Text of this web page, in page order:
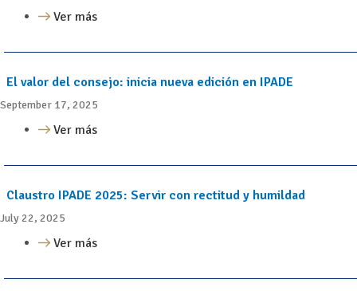
Ver más
El valor del consejo: inicia nueva edición en IPADE
September 17, 2025
Ver más
Claustro IPADE 2025: Servir con rectitud y humildad
July 22, 2025
Ver más